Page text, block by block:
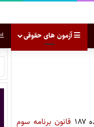
آزمون های حقوقی
قانون برنامه سوم